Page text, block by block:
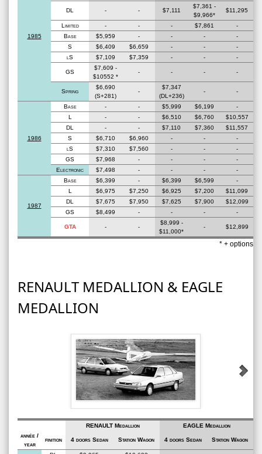
1985
DL - - $7,111
$7,361 -
$9,966*
$11,295
Limited - - - $7,861
-
Base
$5,959 - - -
-
S
$6,409 $6,659 - -
-
lS
$7,109 $7,359 - - -
GS
$7,609 -
$10552 *
- - - -
Spring
$6,690
(S+281)
-
$7,347
(DL+236)
- -
1986
Base - - $5,999 $6,199
-
L
- - $6,510 $6,760
$10,557
DL
- - $7,110 $7,360
$11,557
S
$6,710 $6,960 - -
-
lS
$7,310 $7,560 - -
-
GS
$7,968 - - -
-
Electronic
$7,498 - - - -
1987
Base $6,399 - $6,399 $6,599
-
L
$6,975 $7,250 $6,925 $7,200
$11,099
DL
$7,675 $7,950 $7,625 $7,900
$12,099
GS
$8,499 - - - -
GTA - -
$8,999 -
$11,000*
- $12,899
* + options
RENAULT MEDALLION & EAGLE
MEDALLION
RENAULT Medallion
EAGLE Medallion
année /
year
finition 4 doors Sedan Station Wagon 4 doors Sedan Station Wagon